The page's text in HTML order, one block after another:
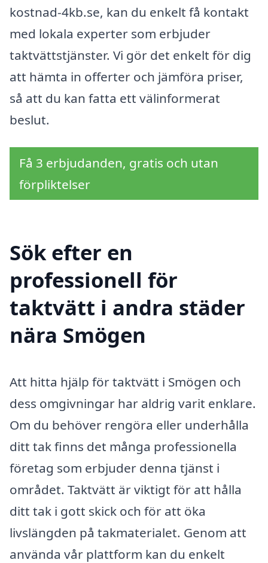
kostnad-4kb.se, kan du enkelt få kontakt
med lokala experter som erbjuder
taktvättstjänster. Vi gör det enkelt för dig
att hämta in offerter och jämföra priser,
så att du kan fatta ett välinformerat
beslut.
Få 3 erbjudanden, gratis och utan
förpliktelser
Sök efter en
professionell för
taktvätt i andra städer
nära Smögen
Att hitta hjälp för taktvätt i Smögen och
dess omgivningar har aldrig varit enklare.
Om du behöver rengöra eller underhålla
ditt tak finns det många professionella
företag som erbjuder denna tjänst i
området. Taktvätt är viktigt för att hålla
ditt tak i gott skick och för att öka
livslängden på takmaterialet. Genom att
använda vår plattform kan du enkelt